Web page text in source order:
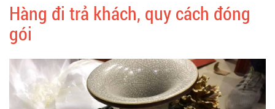
Hàng đi trả khách, quy cách đóng
gói